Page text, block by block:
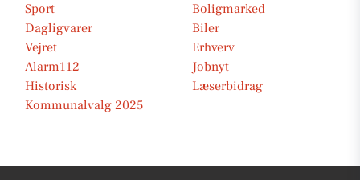
Sport
Boligmarked
Dagligvarer
Biler
Vejret
Erhverv
Alarm112
Jobnyt
Historisk
Læserbidrag
Kommunalvalg 2025